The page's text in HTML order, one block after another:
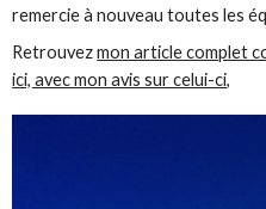
remercie à nouveau toutes les
Retrouvezmon article complet
ici, avec mon avis sur celui-ci,